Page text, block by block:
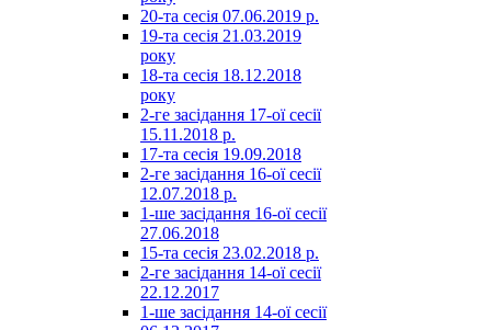
20-та сесія 07.06.2019 р.
19-та сесія 21.03.2019
року
18-та сесія 18.12.2018
року
2-ге засідання 17-ої сесії
15.11.2018 р.
17-та сесія 19.09.2018
2-ге засідання 16-ої сесії
12.07.2018 р.
1-ше засідання 16-ої сесії
27.06.2018
15-та сесія 23.02.2018 р.
2-ге засідання 14-ої сесії
22.12.2017
1-ше засідання 14-ої сесії